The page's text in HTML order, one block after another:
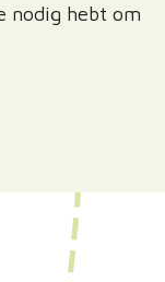
nodig hebt om